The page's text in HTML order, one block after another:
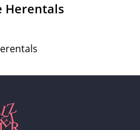
Herentals